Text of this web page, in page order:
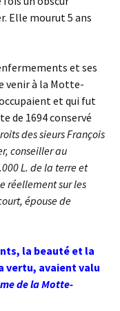
Elle mourut 5 ans
et ses
venir à la Motte-
et qui fut
de 1694 conservé
des sieurs François
conseiller au
L. de la terre et
réellement sur les
épouse de
la beauté et la
vertu, avaient valu
de la Motte-